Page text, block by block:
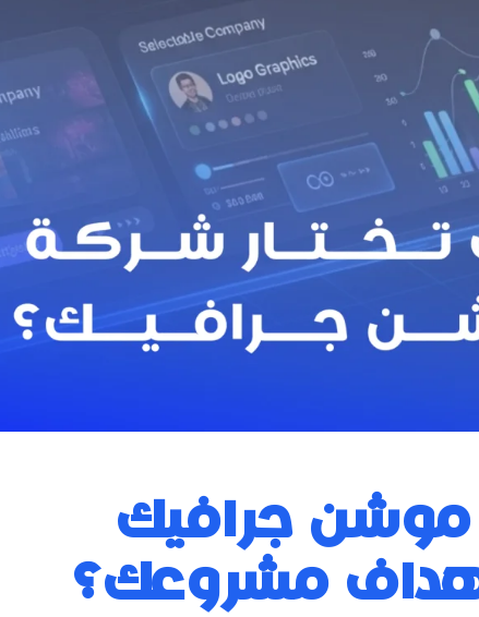
جرافيك
مشروعك؟